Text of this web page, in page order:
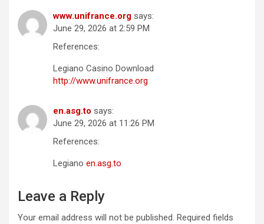
www.unifrance.org says:
June 29, 2026 at 2:59 PM
References:
Legiano Casino Download
http://www.unifrance.org
en.asg.to says:
June 29, 2026 at 11:26 PM
References:
Legiano en.asg.to
Leave a Reply
Your email address will not be published. Required fields